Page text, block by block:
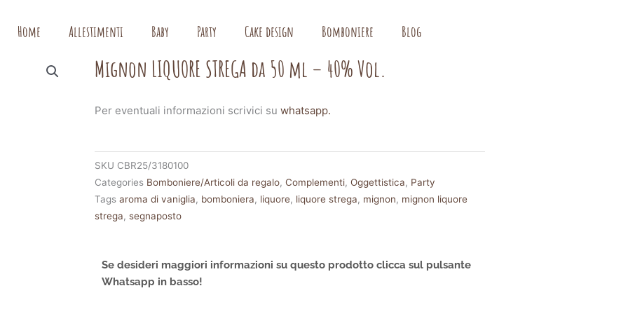
Home Allestimenti Baby Party Cake design Bomboniere Blog
Mignon LIQUORE STREGA da 50 ml – 40% Vol.
Per eventuali informazioni scrivici suwhatsapp.
SKU CBR25/3180100
Categories Bomboniere/Articoli da regalo,Complementi,Oggettistica, Party
Tags aroma di vaniglia, bomboniera, liquore, liquore strega, mignon, mignon liquore
strega,segnaposto
Se desideri maggiori informazioni su questo prodotto clicca sul pulsante
Whatsapp in basso!